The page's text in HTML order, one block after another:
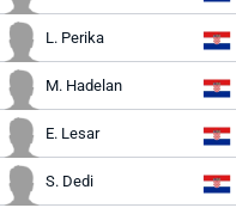
L. Perika
M. Hadelan
E. Lesar
S. Dedi